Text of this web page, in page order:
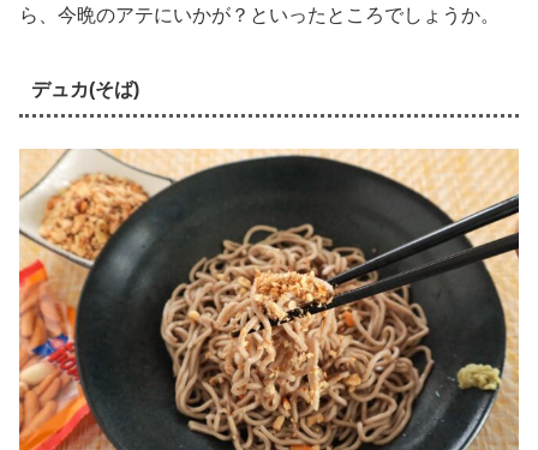
ら、今晩のアテにいかが？といったところでしょうか。
デュカ(そば)